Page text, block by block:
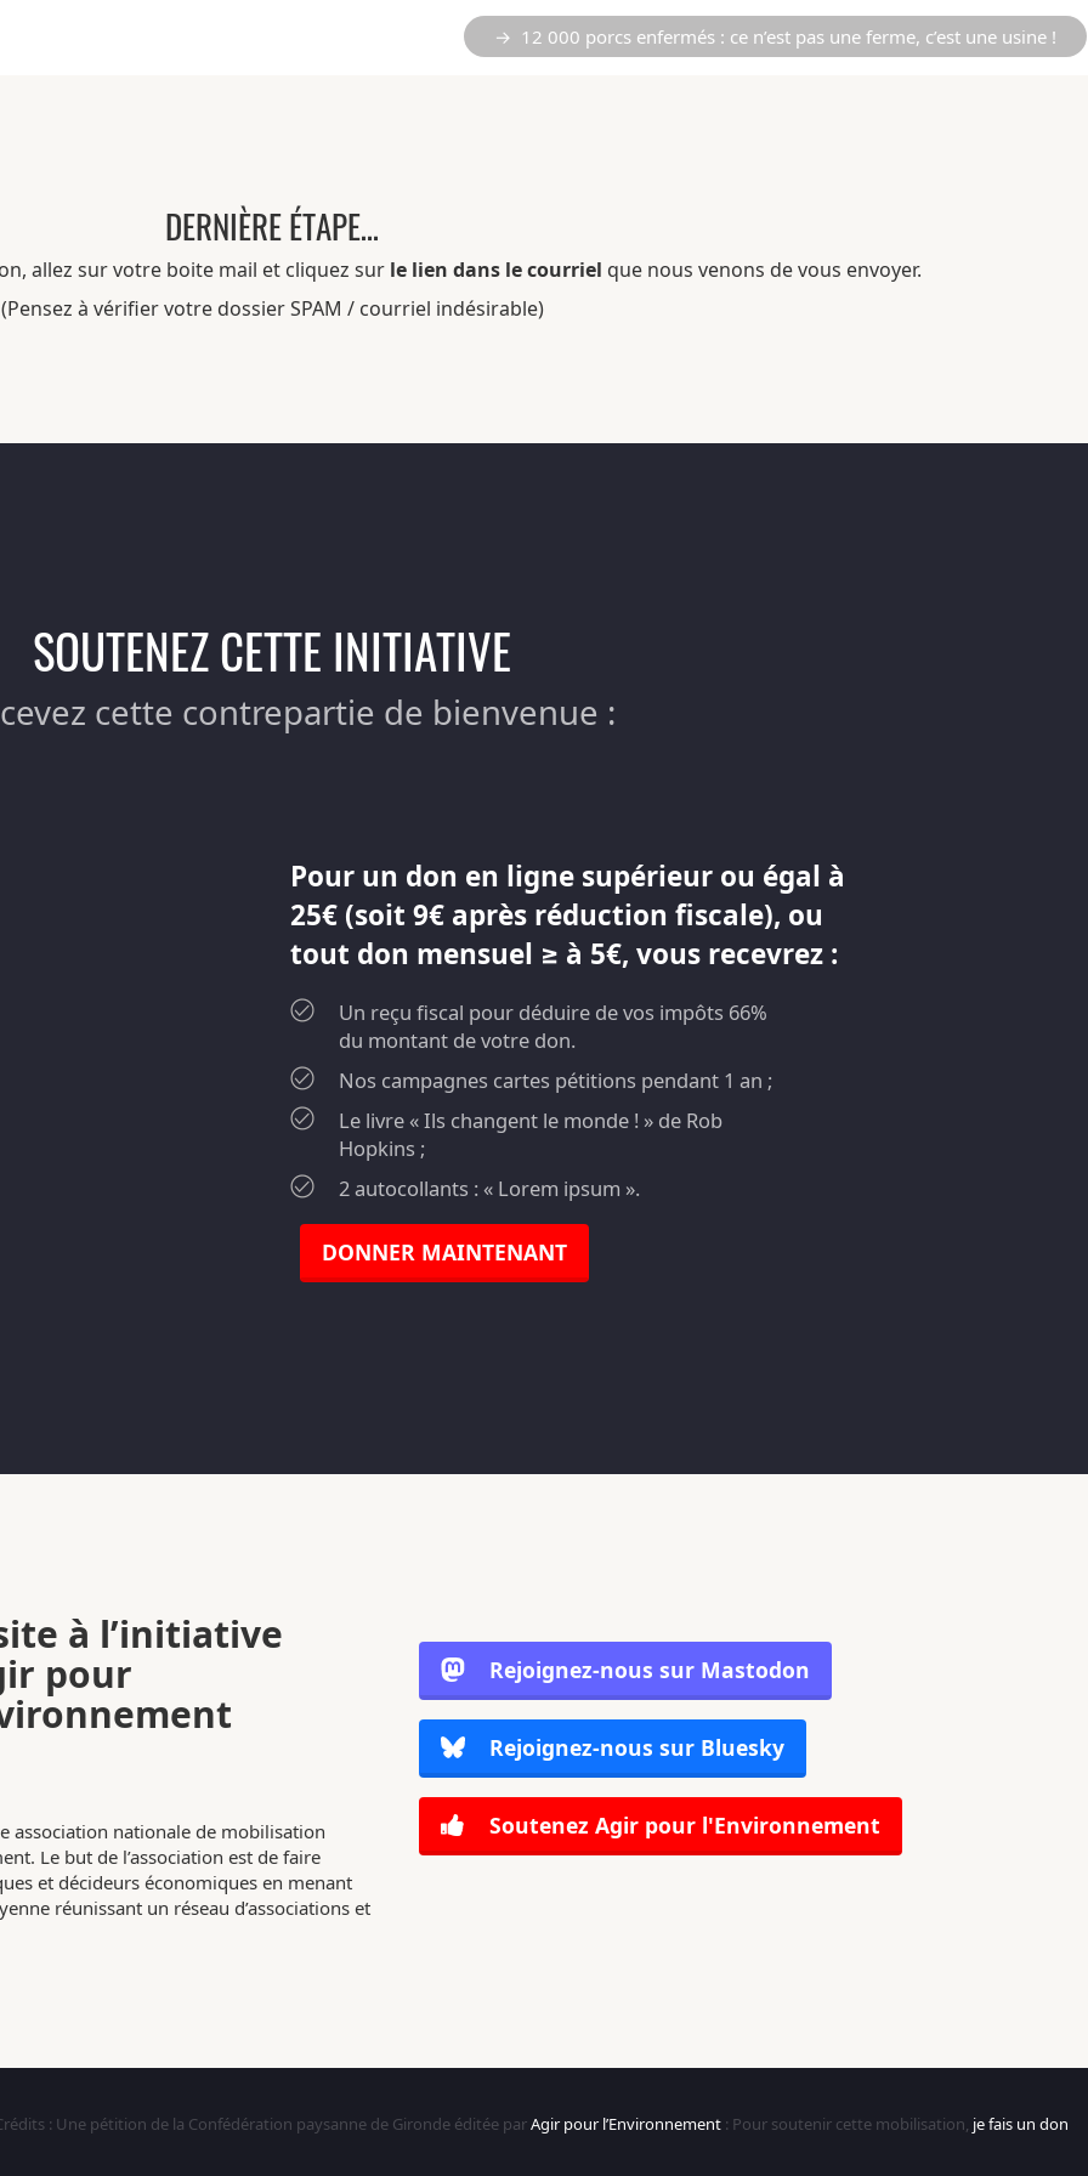
→ 12 000 porcs enfermés : ce n’est pas une ferme, c’est une usine !
DERNIÈRE ÉTAPE…
allez sur votre boite mail et cliquez sur le lien dans le courriel que nous venons de vous envoyer.
(Pensez à vérifier votre dossier SPAM / courriel indésirable)
SOUTENEZ CETTE INITIATIVE
cette contrepartie de bienvenue :
Pour un don en ligne supérieur ou égal à
25€ (soit 9€ après réduction fiscale), ou
tout don mensuel ≥ à 5€, vous recevrez :
Un reçu fiscal pour déduire de vos impôts 66%
du montant de votre don.
Nos campagnes cartes pétitions pendant 1 an ;
Le livre « Ils changent le monde ! » de Rob
Hopkins ;
2 autocollants : « Lorem ipsum ».
DONNER MAINTENANT
à l’initiative
pour
association nationale de mobilisation
Le but de l’association est de faire
et décideurs économiques en menant
réunissant un réseau d’associations et
Rejoignez-nous sur Mastodon
Rejoignez-nous sur Bluesky
Soutenez Agir pour l'Environnement
: Une pétition de la Confédération paysanne de Gironde éditée parAgir pour l’Environnement : Pour soutenir cette mobilisation, je fais un don